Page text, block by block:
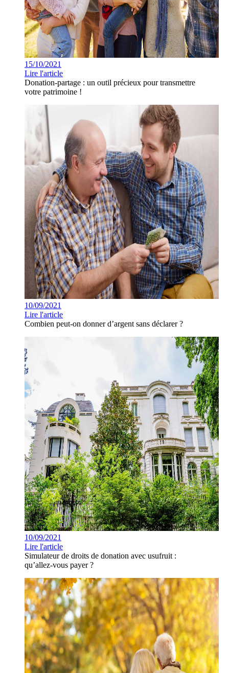
15/10/2021
Lire l'article
Donation-partage : un outil précieux pour transmettre
votre patrimoine !
10/09/2021
Lire l'article
Combien peut-on donner d’argent sans déclarer ?
10/09/2021
Lire l'article
Simulateur de droits de donation avec usufruit :
qu’allez-vous payer ?